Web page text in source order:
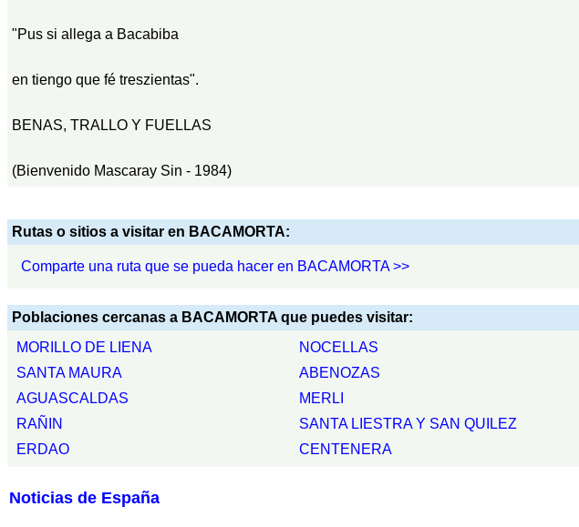
"Pus si allega a Bacabiba
en tiengo que fé treszientas".
BENAS, TRALLO Y FUELLAS
(Bienvenido Mascaray Sin - 1984)
Rutas o sitios a visitar en BACAMORTA:
Comparte una ruta que se pueda hacer en BACAMORTA >>
Poblaciones cercanas a BACAMORTA que puedes visitar:
MORILLO DE LIENA
NOCELLAS
SANTA MAURA
ABENOZAS
AGUASCALDAS
MERLI
RAÑIN
SANTA LIESTRA Y SAN QUILEZ
ERDAO
CENTENERA
Noticias de España